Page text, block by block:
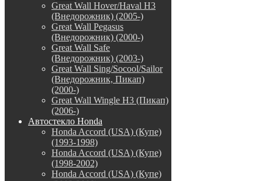
Great Wall Hover/Haval H3
(Внедорожник) (2005-)
Great Wall Pegasus
(Внедорожник) (2000-)
Great Wall Safe
(Внедорожник) (2003-)
Great Wall Sing/Socool/Sailor
(Внедорожник, Пикап)
(2000-)
Great Wall Wingle H3 (Пикап)
(2006-)
Автостекло Honda
Honda Accord (USA) (Купе)
(1993-1998)
Honda Accord (USA) (Купе)
(1998-2002)
Honda Accord (USA) (Купе)